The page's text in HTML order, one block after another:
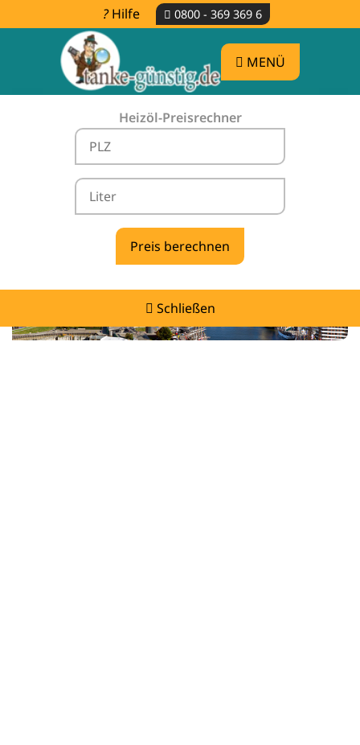
Hilfe 0800 - 369 369 6
MENÜ
Heizöl-Preisrechner
Schließen
Heizölpreise Hilgermissen -
vergleichen & günstig tanken